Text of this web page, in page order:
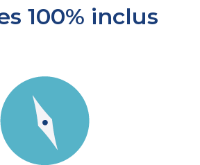
100% inclus